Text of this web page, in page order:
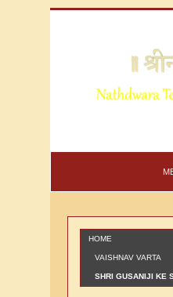
HOME
VAISHNAV VARTA
SHRI GUSANIJI KE